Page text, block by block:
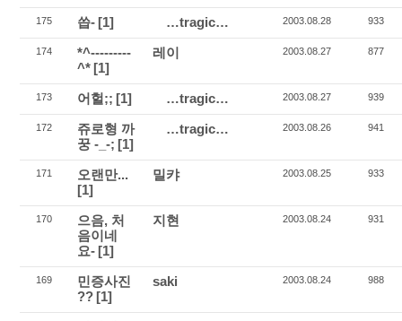
175 씁- [1] …tragic… 2003.08.28 933
174
*^---------
^* [1]
레이 2003.08.27 877
173 어헐;; [1] …tragic… 2003.08.27 939
172
쥬로형 까
꿍 -_-; [1]
…tragic… 2003.08.26 941
171
오랜만...
[1]
밀캬 2003.08.25 933
170
으음, 처
음이네
요- [1]
지현 2003.08.24 931
169
민증사진
?? [1]
saki 2003.08.24 988